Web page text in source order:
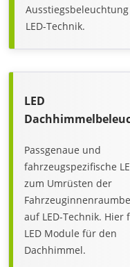
LED-Technik.
LED
Passgenaue und
fahrzeugspezifische
zum Umrüsten der
auf LED-Technik. Hier
LED Module für den
Dachhimmel.